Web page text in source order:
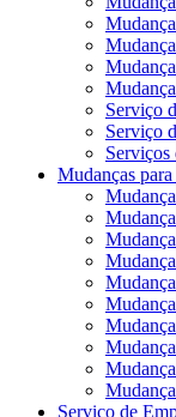
Serviço
Serviço
Serviços
Mudanças
Serviço de